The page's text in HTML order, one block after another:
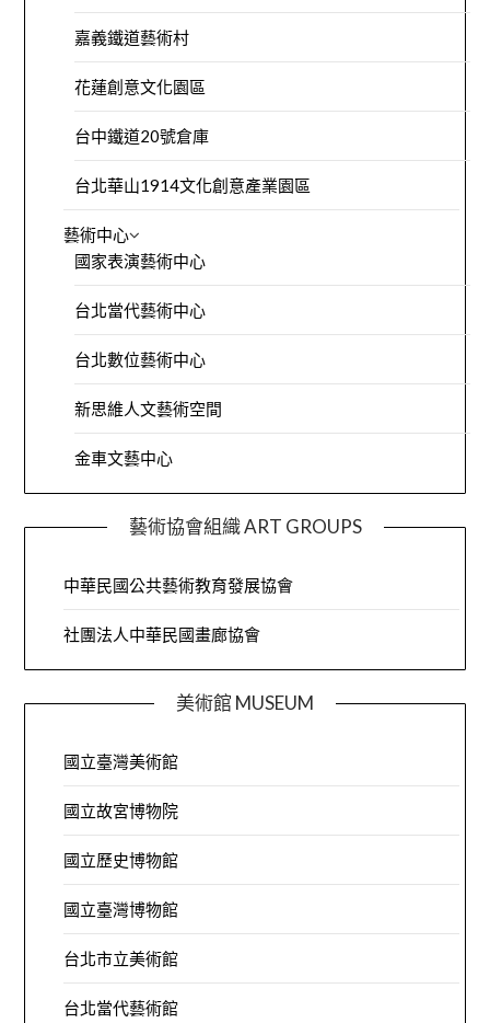
嘉義鐵道藝術村
花蓮創意文化園區
台中鐵道20號倉庫
台北華山1914文化創意產業園區
藝術中心
國家表演藝術中心
台北當代藝術中心
台北數位藝術中心
新思維人文藝術空間
金車文藝中心
藝術協會組織 ART GROUPS
中華民國公共藝術教育發展協會
社團法人中華民國畫廊協會
美術館 MUSEUM
國立臺灣美術館
國立故宮博物院
國立歷史博物館
國立臺灣博物館
台北市立美術館
台北當代藝術館